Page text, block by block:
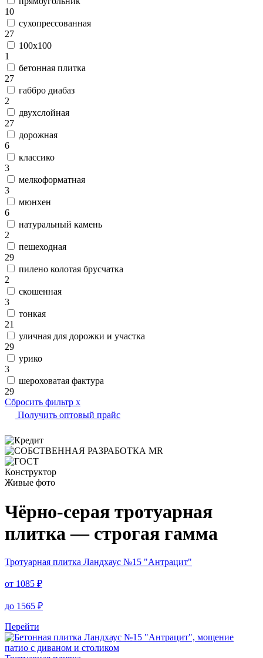
10
сухопрессованная
27
100х100
1
бетонная плитка
27
габбро диабаз
2
двухслойная
27
дорожная
6
классико
3
мелкоформатная
3
мюнхен
6
натуральный камень
2
пешеходная
29
пилено колотая брусчатка
2
скошенная
3
тонкая
21
уличная для дорожки и участка
29
урико
3
шероховатая фактура
29
Сбросить фильтр x
Получить оптовый прайс
Конструктор
Живые фото
Чёрно-серая тротуарная
плитка — строгая гамма
Тротуарная плитка Ландхаус №15 "Антрацит"
от 1085 ₽
до 1565 ₽
Перейти